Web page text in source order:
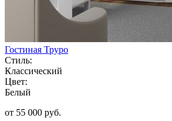
Гостиная Труро
Стиль:
Классический
Цвет:
Белый
от 55 000 руб.